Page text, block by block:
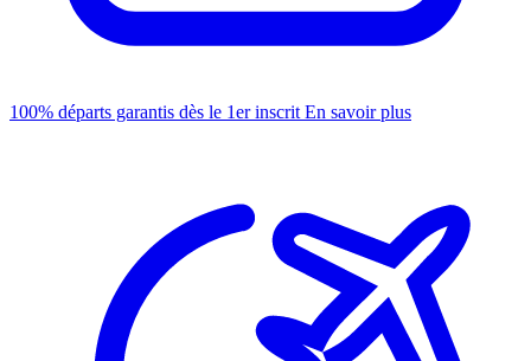
100% départs garantis dès le 1er inscrit En savoir plus